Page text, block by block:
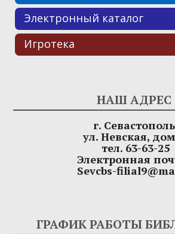
Электронный каталог
Игротека
НАШ АДРЕС
г. Севастополь
ул. Невская,
тел. 63-63-25
Электронная
Sevcbs-
ГРАФИК РАБОТЫ